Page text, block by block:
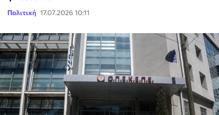
Πολιτική 17.07.2026 10:11